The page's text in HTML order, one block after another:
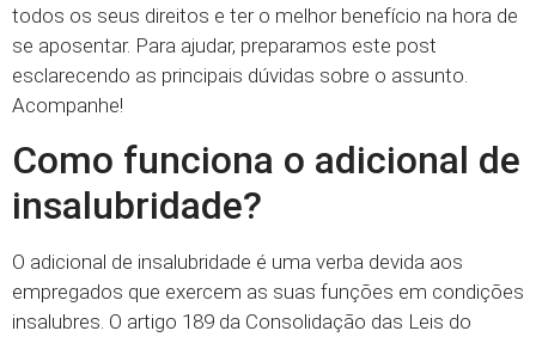
todos os seus direitos e ter o melhor benefício na hora de
se aposentar. Para ajudar, preparamos este post
esclarecendo as principais dúvidas sobre o assunto.
Acompanhe!
Como funciona o adicional de
insalubridade?
O adicional de insalubridade é uma verba devida aos
empregados que exercem as suas funções em condições
insalubres. O artigo 189 da Consolidação das Leis do